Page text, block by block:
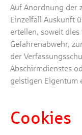
Auf Anordnung der
Einzelfall Auskunft
erteilen, soweit
Gefahrenabwehr,
der
Abschirmdienstes
geistigen Eigentum
Cookies